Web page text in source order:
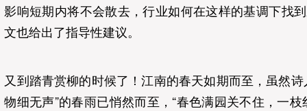
影响短期内将不会散去，行业如何在这样的基调下找
文也给出了指导性建议。
又到踏青赏柳的时候了！江南的春天如期而至，虽然
物细无声”的春雨已悄然而至，“春色满园关不住，一